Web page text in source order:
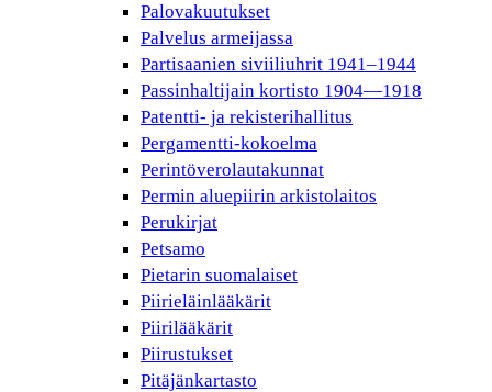
Palovakuutukset
Palvelus armeijassa
Partisaanien siviiliuhrit 1941–1944
Passinhaltijain kortisto 1904—1918
Patentti- ja rekisterihallitus
Pergamentti-kokoelma
Perintöverolautakunnat
Permin aluepiirin arkistolaitos
Perukirjat
Petsamo
Pietarin suomalaiset
Piirieläinlääkärit
Piirilääkärit
Piirustukset
Pitäjänkartasto